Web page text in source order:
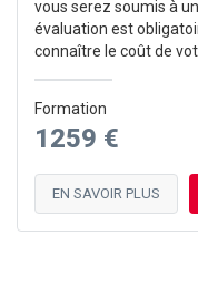
vous serez soumis à
évaluation est
connaître le coût de
Formation
1259 €
EN SAVOIR PLUS